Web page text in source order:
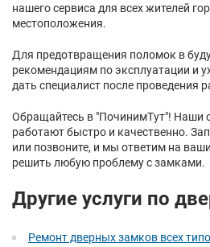
нашего сервиса для всех жителей
местоположения.
Для предотвращения поломок в
рекомендациям по эксплуатации и
дать специалист после проведения
Обращайтесь в "ПочинимТут"! Наши
работают быстро и качественно.
или позвоните, и мы ответим на
решить любую проблему с замками.
Другие услуги по
Ремонт дверных замков всех